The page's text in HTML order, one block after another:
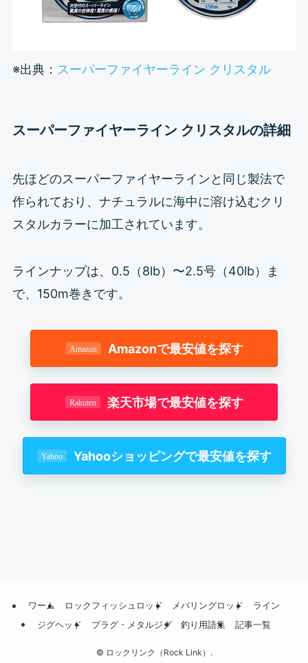
※出典： スーパーファイヤーライン クリスタル
スーパーファイヤーライン クリスタルの詳細
先ほどのスーパーファイヤーラインと同じ製法で
作られており、ナチュラルに海中に溶け込むクリ
スタルカラーに加工されています。
ラインナップは、0.5（8lb）〜2.5号（40lb）ま
で、150m巻きです。
Amazonで最安値を探す
楽天市場で最安値を探す
Yahooショッピングで最安値を探す
ワーム ロックフィッシュロッド メバリングロッド
ライン
ジグヘッド
プラグ・メタルジグ 釣り用語集 記事一覧
© ロックリンク（Rock Link）.